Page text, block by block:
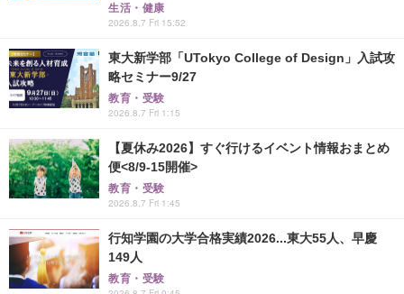
生活・健康
2026.8.7 Fri 15:52
東大新学部「UTokyo College of Design」入試攻
略セミナー9/27
教育・受験
2026.8.7 Fri 1:15
【夏休み2026】すぐ行けるイベント情報おまとめ
便<8/9-15開催>
教育・受験
2026.8.7 Fri 1:45
行知学園の大学合格実績2026...東大55人、早慶
149人
教育・受験